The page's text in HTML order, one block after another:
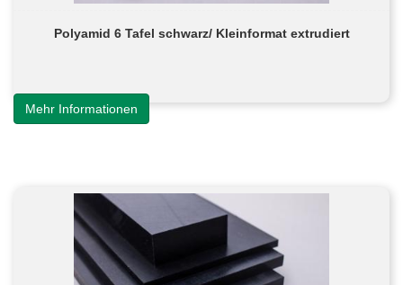
Polyamid 6 Tafel schwarz/ Kleinformat extrudiert
Mehr Informationen